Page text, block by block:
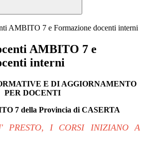
AMBITO 7 e Formazione docenti interni
AMBITO 7 e
interni
E DI AGGIORNAMENTO
PER DOCENTI
7 della Provincia di CASERTA
PRESTO, I CORSI INIZIANO A